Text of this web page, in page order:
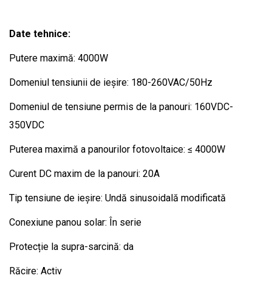
Date tehnice:
Putere maximă: 4000W
Domeniul tensiunii de ieșire: 180-260VAC/50Hz
Domeniul de tensiune permis de la panouri: 160VDC-
350VDC
Puterea maximă a panourilor fotovoltaice: ≤ 4000W
Curent DC maxim de la panouri: 20A
Tip tensiune de ieșire: Undă sinusoidală modificată
Conexiune panou solar: În serie
Protecție la supra-sarcină: da
Răcire: Activ